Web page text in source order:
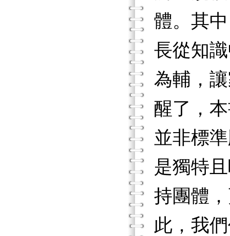
體。其
長從知
為輔，
醒了，
並非標
是獨特
持團體
此，我